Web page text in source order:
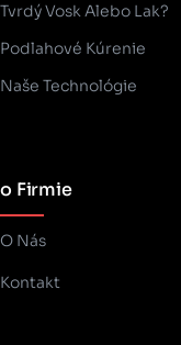
Tvrdý Vosk Alebo Lak?
Podlahové Kúrenie
Naše Technológie
o Firmie
O Nás
Kontakt